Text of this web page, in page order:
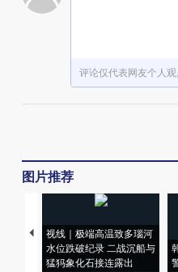
评论仅代表网友个人
图片推荐
视线｜极端高温致多瑙河
水位跌破纪录 二战沉船与
猛犸象化石接连露出